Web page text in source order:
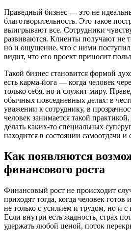
Праведный бизнес — это не
благотворительность. Это такое
выигрывают все. Сотрудники
развиваются. Клиенты получают не
но и ощущение, что с ними
видит, что его проект приносит
Такой бизнес становится формой
есть карма-йога — когда человек
только себя, но и служит миру.
обычных повседневных делах: в
уважении к сотруднику, в
человек занимается такой
делать каких-то специальных
находится в состоянии самоотдачи и
Как появляются
финансового роста
Финансовый рост не происходит
приходят тогда, когда человек готов
не только с усилием и трудом, но и
Если внутри есть жадность, страх
удержать любой ценой, поток